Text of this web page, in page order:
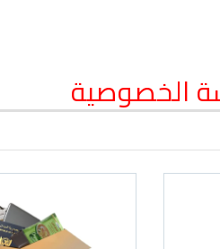
الخصوصية